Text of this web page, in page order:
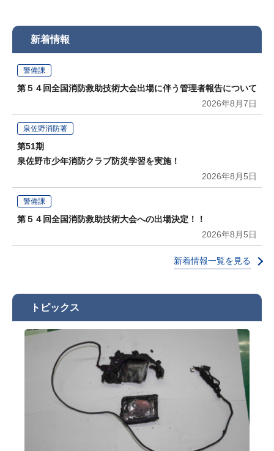
新着情報
警備課
第５４回全国消防救助技術大会出場に伴う管理者報告について
2026年8月7日
泉佐野消防署
第51期
泉佐野市少年消防クラブ防災学習を実施！
2026年8月5日
警備課
第５４回全国消防救助技術大会への出場決定！！
2026年8月5日
新着情報一覧を見る
トピックス